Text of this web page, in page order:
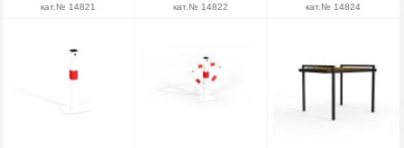
кат.№ 14821
кат.№ 14822
кат.№ 14824